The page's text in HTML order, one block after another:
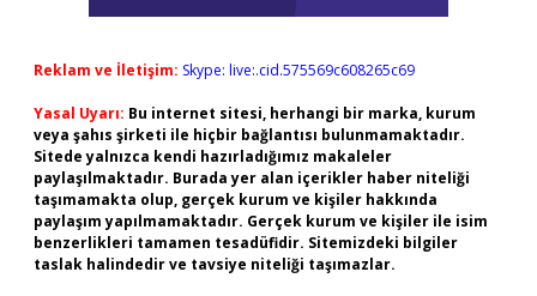
Reklam ve İletişim: Skype: live:.cid.575569c608265c69
Yasal Uyarı: Bu internet sitesi, herhangi bir marka, kurum
veya şahıs şirketi ile hiçbir bağlantısı bulunmamaktadır.
Sitede yalnızca kendi hazırladığımız makaleler
paylaşılmaktadır. Burada yer alan içerikler haber niteliği
taşımamakta olup, gerçek kurum ve kişiler hakkında
paylaşım yapılmamaktadır. Gerçek kurum ve kişiler ile isim
benzerlikleri tamamen tesadüfidir. Sitemizdeki bilgiler
taslak halindedir ve tavsiye niteliği taşımazlar.